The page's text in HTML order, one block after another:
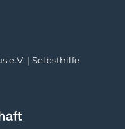
e.V. | Selbs­thilfe